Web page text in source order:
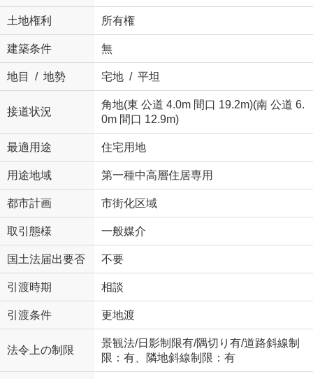
土地権利 所有権
建築条件 無
地目 / 地勢 宅地 / 平坦
接道状況
角地(東 公道 4.0m 間口 19.2m)(南 公道 6.
0m 間口 12.9m)
最適用途 住宅用地
用途地域 第一種中高層住居専用
都市計画 市街化区域
取引態様 一般媒介
国土法届出要否 不要
引渡時期 相談
引渡条件 更地渡
法令上の制限
景観法/日影制限有/隅切り有/道路斜線制
限：有、隣地斜線制限：有